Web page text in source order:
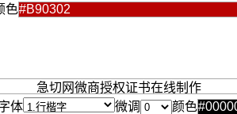
色
体
微调 颜色